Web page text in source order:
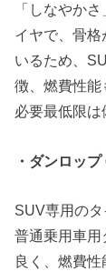
「しなやか
イヤで、骨
いるため、
徴、燃費性能
必要最低限は
・ダンロッ
SUV専用の
普通乗用車用
良く、燃費性